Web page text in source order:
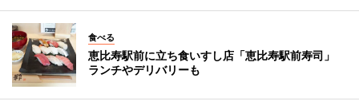
食べる
恵比寿駅前に立ち食いすし店「恵比寿駅前寿司」
ランチやデリバリーも